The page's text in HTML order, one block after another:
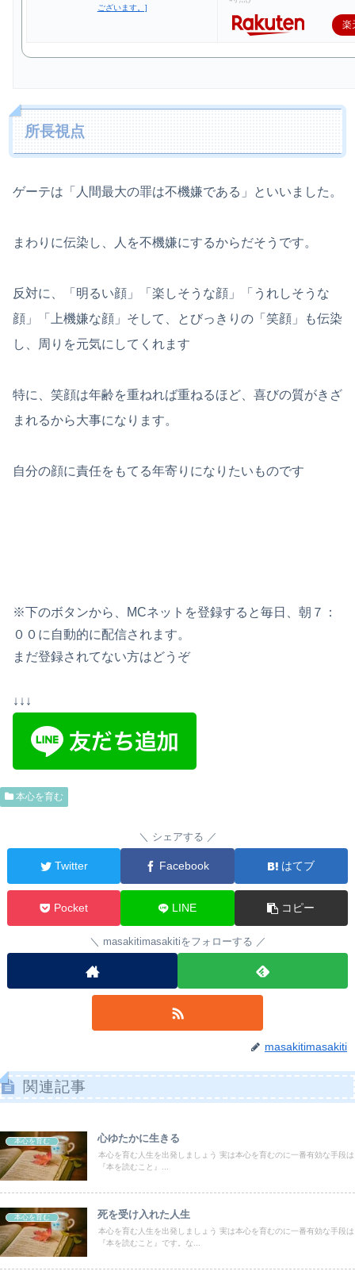
楽
所長視点
ゲーテは「人間最大の罪は不機嫌である」といいました。
まわりに伝染し、人を不機嫌にするからだそうです。
反対に、「明るい顔」「楽しそうな顔」「うれしそうな
顔」「上機嫌な顔」そして、とびっきりの「笑顔」も伝染
し、周りを元気にしてくれます
特に、笑顔は年齢を重ねれば重ねるほど、喜びの質がきざ
まれるから大事になります。
自分の顔に責任をもてる年寄りになりたいものです
※下のボタンから、MCネットを登録すると毎日、朝７：
００に自動的に配信されます。
まだ登録されてない方はどうぞ
↓↓↓
本心を育む
シェアする
Twitter Facebook はてブ
Pocket LINE コピー
masakitimasakitiをフォローする
masakitimasakiti
関連記事
本心を育む 心ゆたかに生きる
本心を育む人生を出発しましょう 実は本心を育むのに一番有効な手段は
『本を読むこと』...
本心を育む 死を受け入れた人生
本心を育む人生を出発しましょう 実は本心を育むのに一番有効な手段は
『本を読むこと』です。な...